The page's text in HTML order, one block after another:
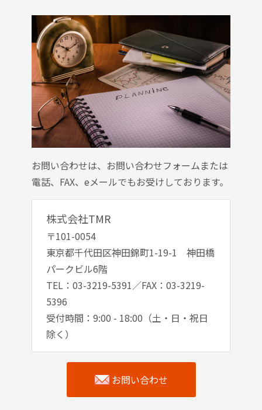
お問い合わせは、お問い合わせフォームまたは
電話、FAX、eメールでもお受けしております。
株式会社TMR
〒101-0054
東京都千代田区神田錦町1-19-1 神田橋
パークビル6階
TEL：03-3219-5391／FAX：03-3219-
5396
受付時間：9:00 - 18:00（土・日・祝日
除く）
お問い合わせ